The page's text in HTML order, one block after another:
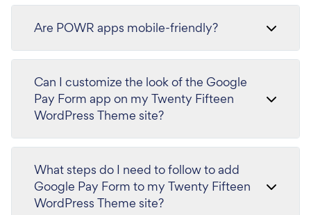
Are POWR apps mobile-friendly?
Can I customize the look of the Google
Pay Form app on my Twenty Fifteen
WordPress Theme site?
What steps do I need to follow to add
Google Pay Form to my Twenty Fifteen
WordPress Theme site?